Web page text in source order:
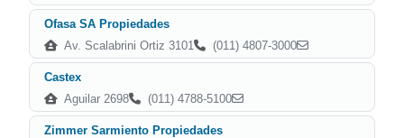
Ofasa SA Propiedades
Av. Scalabrini Ortiz 3101
(011) 4807-3000
Castex
Aguilar 2698
(011) 4788-5100
Zimmer Sarmiento Propiedades